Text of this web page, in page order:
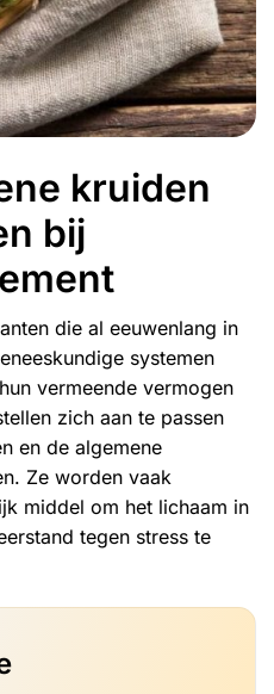
kruiden
bij
die al eeuwenlang in
systemen
vermeende vermogen
zich aan te passen
en de algemene
Ze worden vaak
middel om het lichaam in
tegen stress te